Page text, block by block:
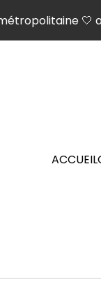
🤍
ACCUEIL